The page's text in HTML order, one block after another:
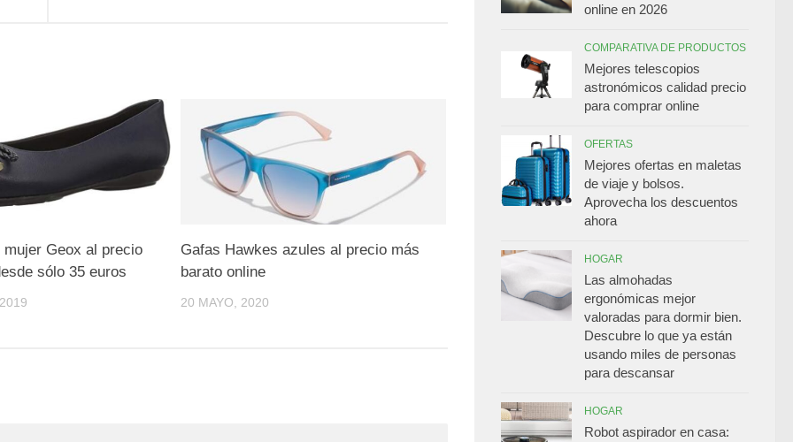
Geox al precio
sólo 35 euros
Gafas Hawkes azules al precio más
barato online
20 MAYO, 2020
online en 2026
COMPARATIVA DE PRODUCTOS
Mejores telescopios
astronómicos calidad precio
para comprar online
OFERTAS
Mejores ofertas en maletas
de viaje y bolsos.
Aprovecha los descuentos
ahora
HOGAR
Las almohadas
ergonómicas mejor
valoradas para dormir bien.
Descubre lo que ya están
usando miles de personas
para descansar
HOGAR
Robot aspirador en casa: